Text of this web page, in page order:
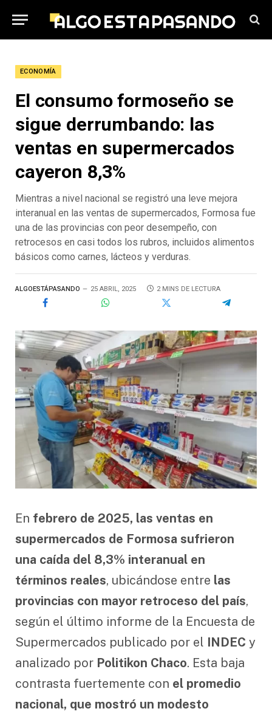
ECONOMÍA
El consumo formoseño se
sigue derrumbando: las
ventas en supermercados
cayeron 8,3%
Mientras a nivel nacional se registró una leve mejora
interanual en las ventas de supermercados, Formosa fue
una de las provincias con peor desempeño, con
retrocesos en casi todos los rubros, incluidos alimentos
básicos como carnes, lácteos y verduras.
ALGOESTÁPASANDO 25 ABRIL, 2025 2 MINS DE LECTURA
En febrero de 2025, las ventas en
supermercados de Formosa sufrieron
una caída del 8,3% interanual en
términos reales, ubicándose entre las
provincias con mayor retroceso del país,
según el último informe de la Encuesta de
Supermercados publicado por el INDEC y
analizado por Politikon Chaco. Esta baja
contrasta fuertemente con el promedio
nacional, que mostró un modesto